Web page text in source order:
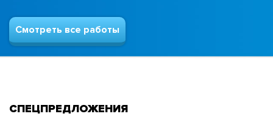
Смотреть все работы
СПЕЦПРЕДЛОЖЕНИЯ